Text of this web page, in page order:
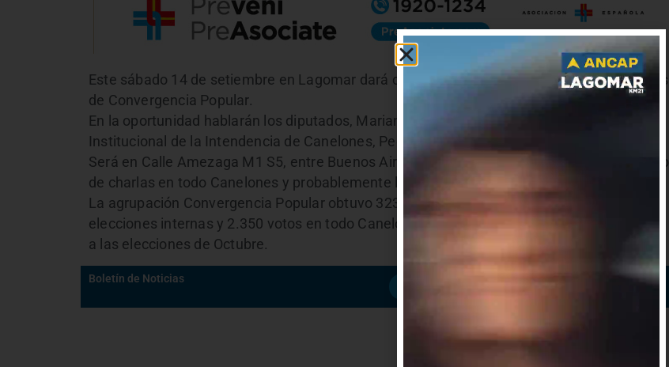
Este sábado 14 de setiembre en Lagomar dará comienzo un ciclo de charlas en Canelones
de Convergencia Popular.
En la oportunidad hablarán los diputados, Mariano Tucci e Inés Cortés, el Coordinador
Institucional de la Intendencia de Canelones, Pedro Irigoin, Matias Tejera y Nicolás Sala.
Será en Calle Amezaga M1 S5, entre Buenos Aires y Libertad. Será el comienzo de un ciclo
de charlas en todo Canelones y probablemente la única nuestra en la Costa.
La agrupación Convergencia Popular obtuvo 323 votos en Ciudad de la Costa en las
elecciones internas y 2.350 votos en todo Canelones, y oficializa el apoyo a la 609 de cara
a las elecciones de Octubre.
Boletín de Noticias